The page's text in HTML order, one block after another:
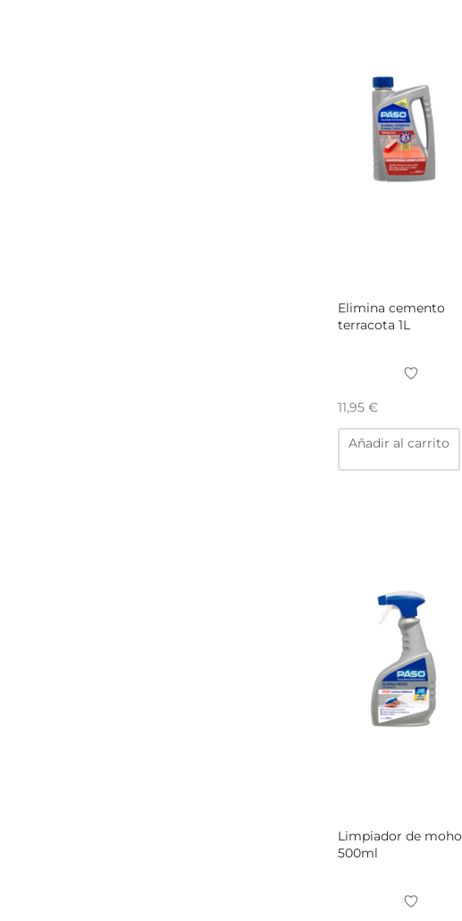
Elimina cemento
terracota 1L
11,95 €
Añadir al carrito
Limpiador de moho
500ml